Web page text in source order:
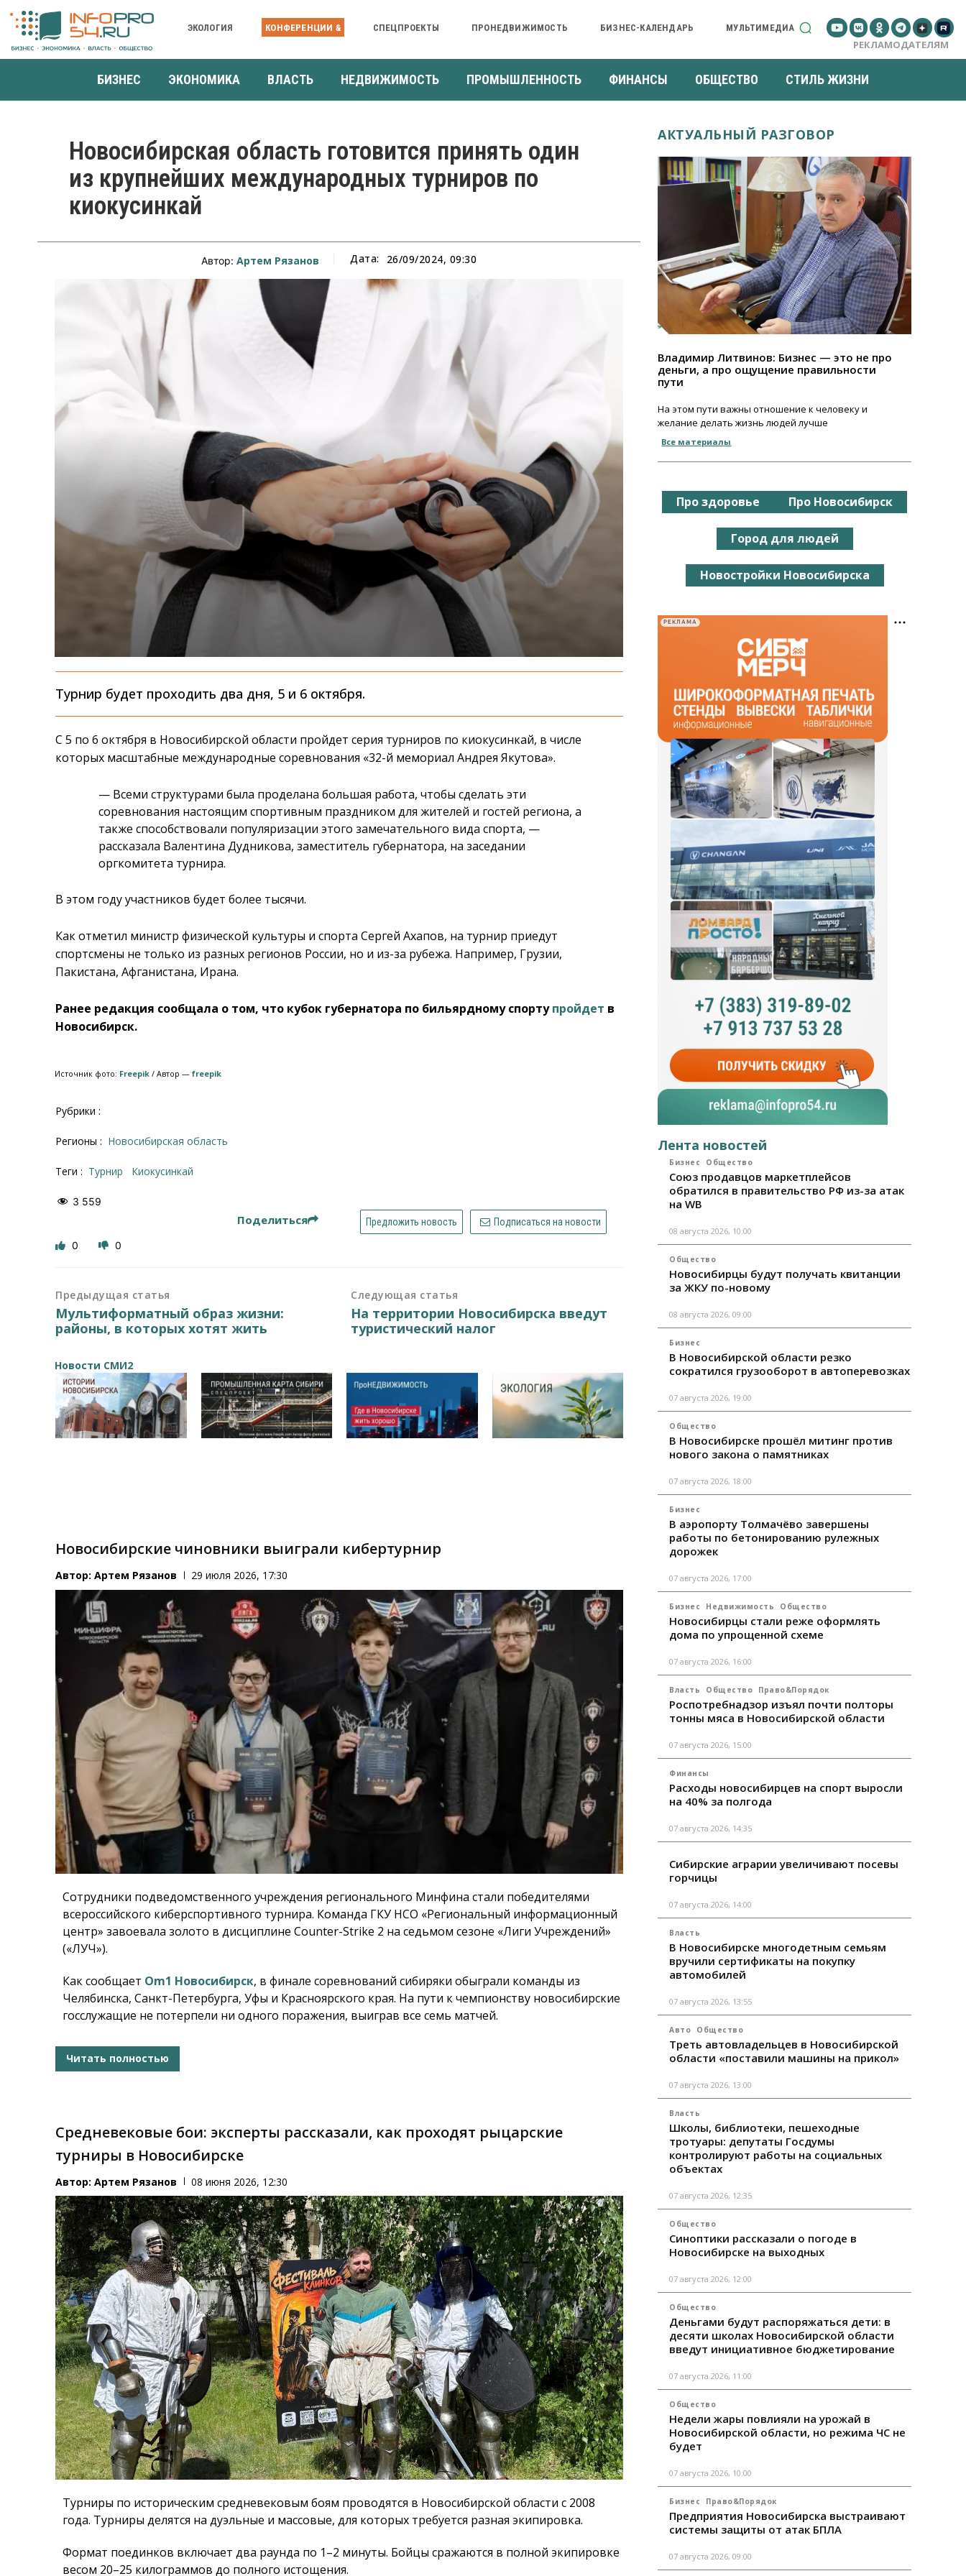
ЭКОЛОГИЯ КОНФЕРЕНЦИИ & СПЕЦПРОЕКТЫ ПРОНЕДВИЖИМОСТЬ БИЗНЕС-КАЛЕНДАРЬ МУЛЬТИМЕДИА
РЕКЛАМОДАТЕЛЯМ
БИЗНЕС ЭКОНОМИКА ВЛАСТЬ НЕДВИЖИМОСТЬ ПРОМЫШЛЕННОСТЬ ФИНАНСЫ ОБЩЕСТВО СТИЛЬ ЖИЗНИ
Новосибирская область готовится принять один
из крупнейших международных турниров по
киокусинкай
Автор:Артем Рязанов Дата: 26/09/2024, 09:30
Турнир будет проходить два дня, 5 и 6 октября.
С 5 по 6 октября в Новосибирской области пройдет серия турниров по киокусинкай, в числе
которых масштабные международные соревнования «32-й мемориал Андрея Якутова».
— Всеми структурами была проделана большая работа, чтобы сделать эти
соревнования настоящим спортивным праздником для жителей и гостей региона, а
также способствовали популяризации этого замечательного вида спорта, —
рассказала Валентина Дудникова, заместитель губернатора, на заседании
оргкомитета турнира.
В этом году участников будет более тысячи.
Как отметил министр физической культуры и спорта Сергей Ахапов, на турнир приедут
спортсмены не только из разных регионов России, но и из-за рубежа. Например, Грузии,
Пакистана, Афганистана, Ирана.
Ранее редакция сообщала о том, что кубок губернатора по бильярдному спортупройдет в
Новосибирск.
Источник фото: Freepik / Автор — freepik
Рубрики :
Регионы : Новосибирская область
Теги : турнир киокусинкай
3 559
Поделиться Предложить новость Подписаться на новости
0 0
Предыдущая статья
Мультиформатный образ жизни:
районы, в которых хотят жить
Следующая статья
На территории Новосибирска введут
туристический налог
Новости СМИ2
Новосибирские чиновники выиграли кибертурнир
Автор:Артем Рязанов 29 июля 2026, 17:30
Сотрудники подведомственного учреждения регионального Минфина стали победителями
всероссийского киберспортивного турнира. Команда ГКУ НСО «Региональный информационный
центр» завоевала золото в дисциплине Counter-Strike 2 на седьмом сезоне «Лиги Учреждений»
(«ЛУЧ»).
Как сообщает Om1 Новосибирск, в финале соревнований сибиряки обыграли команды из
Челябинска, Санкт-Петербурга, Уфы и Красноярского края. На пути к чемпионству новосибирские
госслужащие не потерпели ни одного поражения, выиграв все семь матчей.
Читать полностью
Средневековые бои: эксперты рассказали, как проходят рыцарские
турниры в Новосибирске
Автор:Артем Рязанов 08 июня 2026, 12:30
Турниры по историческим средневековым боям проводятся в Новосибирской области с 2008
года. Турниры делятся на дуэльные и массовые, для которых требуется разная экипировка.
Формат поединков включает два раунда по 1–2 минуты. Бойцы сражаются в полной экипировке
весом 20–25 килограммов до полного истощения.
АКТУАЛЬНЫЙ РАЗГОВОР
Владимир Литвинов: Бизнес — это не про
деньги, а про ощущение правильности
пути
На этом пути важны отношение к человеку и
желание делать жизнь людей лучше
Все материалы
Про здоровье Про Новосибирск
Город для людей
Новостройки Новосибирска
РЕКЛАМА
Лента новостей
Бизнес Общество
Союз продавцов маркетплейсов
обратился в правительство РФ из-за атак
на WB
08 августа 2026, 10:00
Общество
Новосибирцы будут получать квитанции
за ЖКУ по-новому
08 августа 2026, 09:00
Бизнес
В Новосибирской области резко
сократился грузооборот в автоперевозках
07 августа 2026, 19:00
Общество
В Новосибирске прошёл митинг против
нового закона о памятниках
07 августа 2026, 18:00
Бизнес
В аэропорту Толмачёво завершены
работы по бетонированию рулежных
дорожек
07 августа 2026, 17:00
Бизнес Недвижимость Общество
Новосибирцы стали реже оформлять
дома по упрощенной схеме
07 августа 2026, 16:00
Власть Общество Право&Порядок
Роспотребнадзор изъял почти полторы
тонны мяса в Новосибирской области
07 августа 2026, 15:00
Финансы
Расходы новосибирцев на спорт выросли
на 40% за полгода
07 августа 2026, 14:35
Сибирские аграрии увеличивают посевы
горчицы
07 августа 2026, 14:00
Власть
В Новосибирске многодетным семьям
вручили сертификаты на покупку
автомобилей
07 августа 2026, 13:55
Авто Общество
Треть автовладельцев в Новосибирской
области «поставили машины на прикол»
07 августа 2026, 13:00
Власть
Школы, библиотеки, пешеходные
тротуары: депутаты Госдумы
контролируют работы на социальных
объектах
07 августа 2026, 12:35
Общество
Синоптики рассказали о погоде в
Новосибирске на выходных
07 августа 2026, 12:00
Общество
Деньгами будут распоряжаться дети: в
десяти школах Новосибирской области
введут инициативное бюджетирование
07 августа 2026, 11:00
Общество
Недели жары повлияли на урожай в
Новосибирской области, но режима ЧС не
будет
07 августа 2026, 10:00
Бизнес Право&Порядок
Предприятия Новосибирска выстраивают
системы защиты от атак БПЛА
07 августа 2026, 09:00